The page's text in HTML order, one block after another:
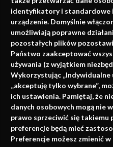
identyfikatory i standardowe
urządzenie. Domyślnie
umożliwiają poprawne
pozostałych plików
Państwo zaakceptować
używania (z wyjątkiem
Wykorzystując
„akceptuję tylko wybrane”,
ich ustawienia. Pamiętaj, że
danych osobowych mogą nie
prawo sprzeciwić się takiemu
preferencje będą mieć
Preferencje możesz zmienić
ul.
43-